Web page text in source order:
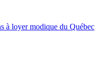
à loyer modique du Québec